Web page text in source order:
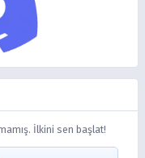
İlkini sen başlat!